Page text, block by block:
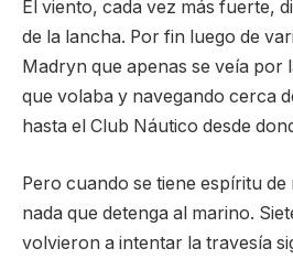
El viento, cada vez más fuerte,
de la lancha. Por fin luego de
Madryn que apenas se veía por
que volaba y navegando cerca
hasta el Club Náutico desde
Pero cuando se tiene espíritu
nada que detenga al marino.
volvieron a intentar la travesía